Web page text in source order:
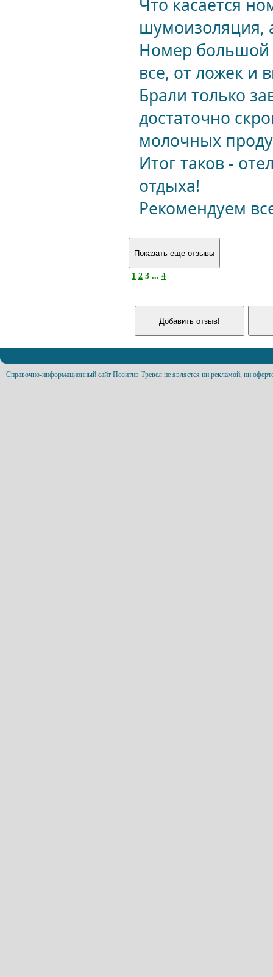
Что касается
шумоизоляция,
Номер большой
все, от ложек и
Брали только
достаточно
молочных
Итог таков -
отдыха!
Рекомендуем
1 2 3 ... 4
Справочно-информационный сайт Позитив Тревел не является ни рекламой, ни